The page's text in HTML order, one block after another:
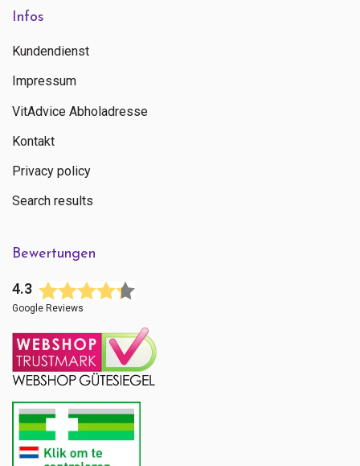
Infos
Kundendienst
Impressum
VitAdvice Abholadresse
Kontakt
Privacy policy
Search results
Bewertungen
4.3
Google Reviews